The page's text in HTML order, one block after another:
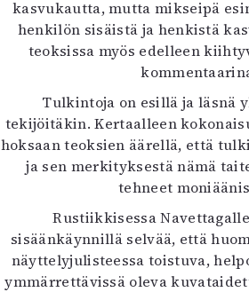
5/2025
Lehtiarkisto
Tilaus ja
Yhteistyössä
Toimitus
Mediatiedot
kasvukautta, mutta mikseipä
henkilön sisäistä ja henkistä
teoksissa myös edelleen
Tulkintoja on esillä ja läsnä
tekijöitäkin. Kertaalleen
hoksaan teoksien äärellä, että
ja sen merkityksestä nämä
tehneet
Rustiikkisessa
sisäänkäynnillä selvää, että
näyttelyjulisteessa toistuva,
ymmärrettävissä oleva